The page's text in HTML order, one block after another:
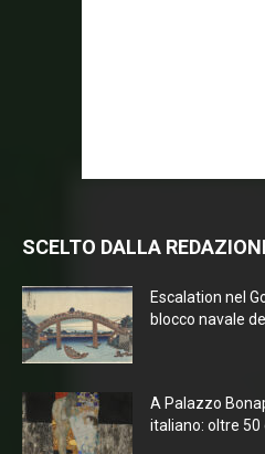
SCELTO DALLA
Escalation nel
blocco navale
A Palazzo
italiano: oltre 50